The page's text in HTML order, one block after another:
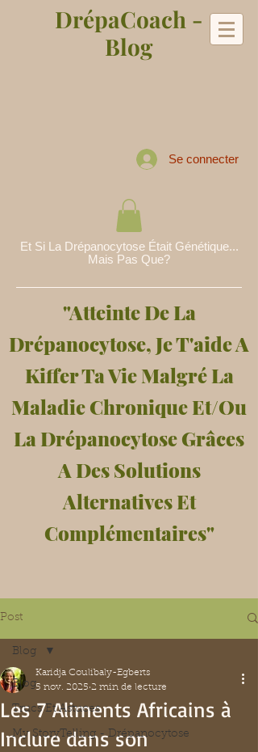
DrépaCoach -
Blog
Se connecter
Et Si La Drépanocytose Était Génétique...
Mais Pas Que?
"Atteinte De La
Drépanocytose, Je T'aide A
Kiffer Ta Vie Malgré La
Maladie Chronique Et/Ou
La Drépanocytose Grâces
A Des Solutions
Alternatives Et
Complémentaires"
Post
Blog
Trucs Et Astuces
My StoryTelling - Drépanocytose
Blog
Les 7 Aliments Africains à
Inclure dans son
Karidja Coulibaly-Egberts
5 nov. 2025 2 min de lecture